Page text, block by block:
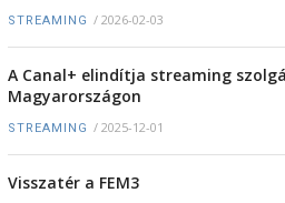
STREAMING / 2026-02-03
A Canal+ elindítja streaming
Magyarországon
STREAMING / 2025-12-01
Visszatér a FEM3